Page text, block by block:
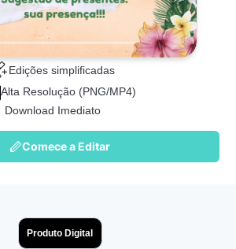
Edições simplificadas
Alta Resolução (PNG/MP4)
Download Imediato
Comece a Editar
Produto Digital